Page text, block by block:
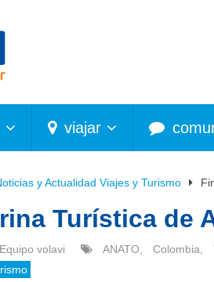
viajar
y Actualidad Viajes y Turismo
Turística de
Equipo volavi ANATO Colombia